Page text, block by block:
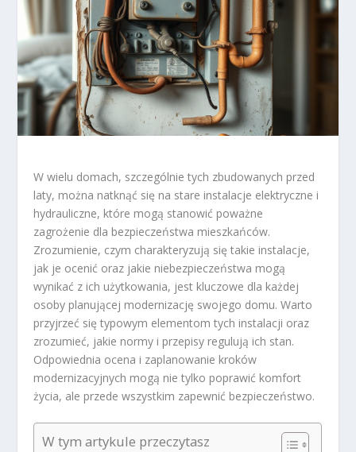
W wielu domach, szczególnie tych zbudowanych przed
laty, można natknąć się na stare instalacje elektryczne i
hydrauliczne, które mogą stanowić poważne
zagrożenie dla bezpieczeństwa mieszkańców.
Zrozumienie, czym charakteryzują się takie instalacje,
jak je ocenić oraz jakie niebezpieczeństwa mogą
wynikać z ich użytkowania, jest kluczowe dla każdej
osoby planującej modernizację swojego domu. Warto
przyjrzeć się typowym elementom tych instalacji oraz
zrozumieć, jakie normy i przepisy regulują ich stan.
Odpowiednia ocena i zaplanowanie kroków
modernizacyjnych mogą nie tylko poprawić komfort
życia, ale przede wszystkim zapewnić bezpieczeństwo.
W tym artykule przeczytasz